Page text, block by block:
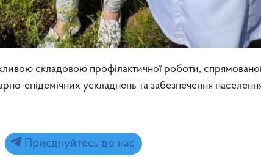
складовою профілактичної роботи,
епідемічних ускладнень та забезпечення
Приєднуйтесь до нас